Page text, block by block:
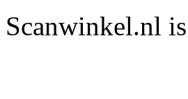
Scanwinkel.nl